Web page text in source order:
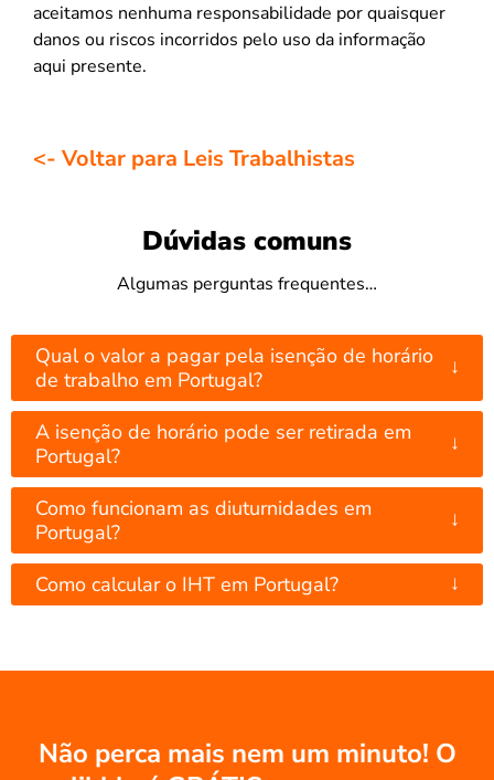
aceitamos nenhuma responsabilidade por quaisquer
danos ou riscos incorridos pelo uso da informação
aqui presente.
<- Voltar para Leis Trabalhistas
Dúvidas comuns
Algumas perguntas frequentes…
Qual o valor a pagar pela isenção de horário
de trabalho em Portugal?
↓
A isenção de horário pode ser retirada em
Portugal?
↓
Como funcionam as diuturnidades em
Portugal?
↓
Como calcular o IHT em Portugal? ↓
Não perca mais nem um minuto! O